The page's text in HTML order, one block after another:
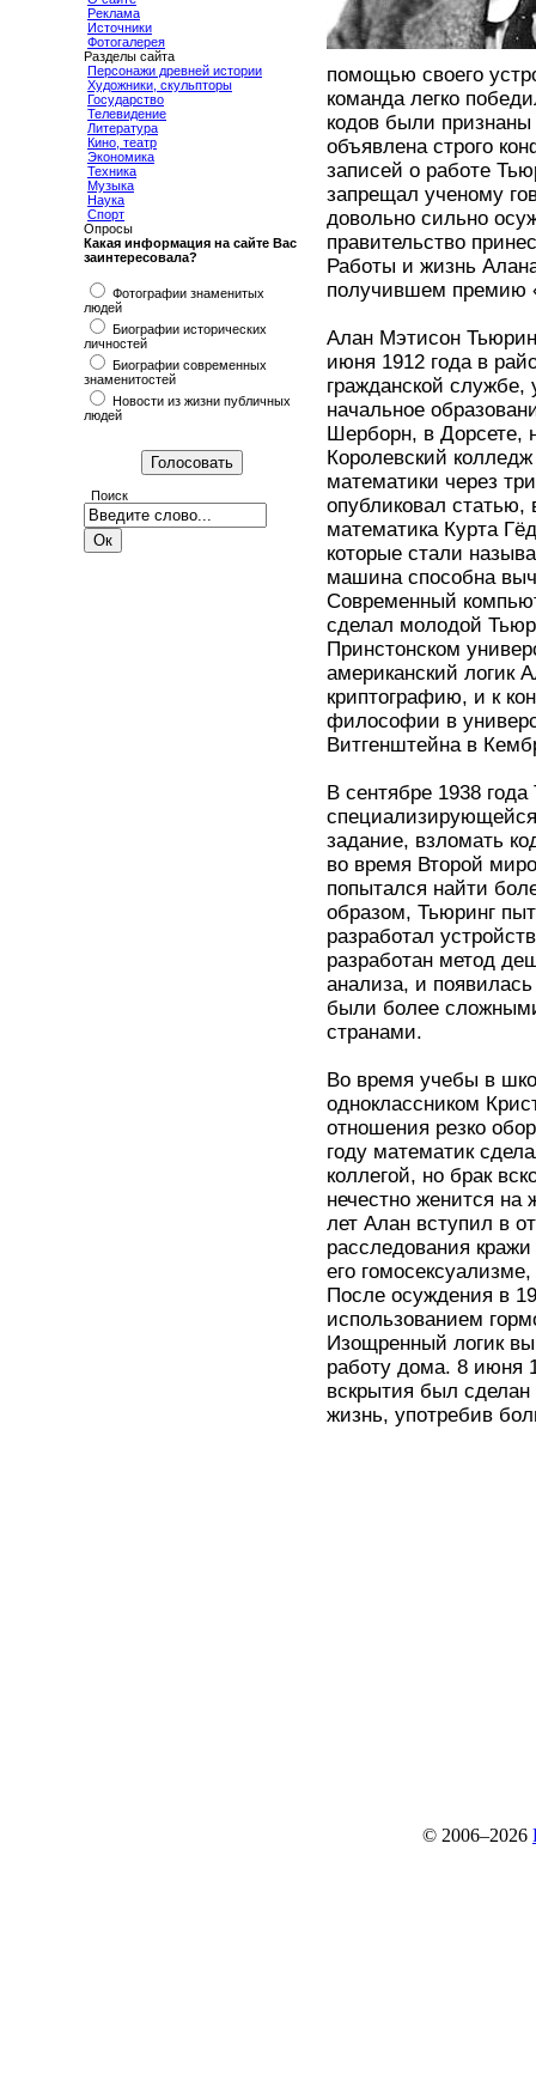
Реклама
Источники
Фотогалерея
Разделы сайта
Персонажи древней истории
Художники, скульпторы
Государство
Телевидение
Литература
Кино, театр
Экономика
Техника
Музыка
Наука
Спорт
Опросы
Какая информация на сайте Вас
заинтересовала?
Фотографии знаменитых
людей
Биографии исторических
личностей
Биографии современных
знаменитостей
Новости из жизни публичных
людей
Поиск
помощью своего
команда легко
кодов были
объявлена строго
записей о работе
запрещал ученому
довольно сильно
правительство
Работы и жизнь
получившем премию
Алан Мэтисон
июня 1912 года в
гражданской
начальное
Шерборн, в Дорсете,
Королевский
математики через
опубликовал статью,
математика Курта
которые стали
машина способна
Современный
сделал молодой
Принстонском
американский логик
криптографию, и к
философии в
Витгенштейна в
В сентябре 1938
задание, взломать
во время Второй
попытался найти
образом, Тьюринг
разработал
разработан метод
анализа, и
были более
странами.
Во время учебы в
одноклассником
отношения резко
году математик
коллегой, но брак
нечестно женится
лет Алан вступил в
расследования
его
После осуждения в
использованием
Изощренный логик
работу дома. 8 июня
вскрытия был
жизнь, употребив
© 2006–2026